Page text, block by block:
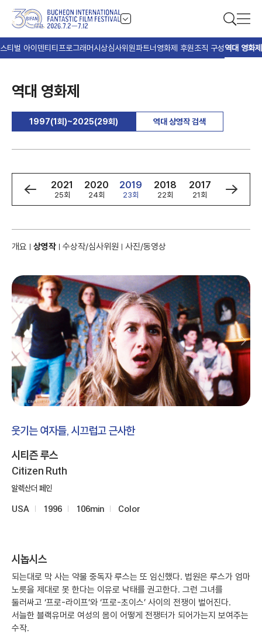
티벌 아이덴티티 프로그래머시상심사위원파트너 영화제 후원조직 구성역대 영화제
역대 영화제
1997(1회)~2025(29회) 역대 상영작 검색
2022
26회
2021
25회
2020
24회
2019
23회
2018
22회
2017
21회
2016
20회
개요 상영작 수상작/심사위원 사진/동영상
웃기는 여자들, 시끄럽고 근사한
시티즌 루스
Citizen Ruth
알렉산더 페인
USA 1996 106min Color
시놉시스
되는대로 막 사는 약물 중독자 루스는 또 임신했다. 법원은 루스가 엄마
노릇을 제대로 못 한다는 이유로 낙태를 권고한다. 그런 그녀를
둘러싸고 ‘프로-라이프’와 ‘프로-초이스’ 사이의 전쟁이 벌어진다.
서늘한 블랙유머로 여성의 몸이 어떻게 전쟁터가 되어가는지 보여주는
수작.